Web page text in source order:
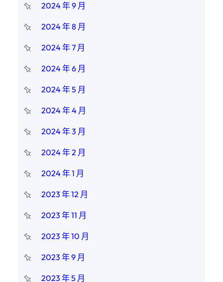
2024 年 9 月
2024 年 8 月
2024 年 7 月
2024 年 6 月
2024 年 5 月
2024 年 4 月
2024 年 3 月
2024 年 2 月
2024 年 1 月
2023 年 12 月
2023 年 11 月
2023 年 10 月
2023 年 9 月
2023 年 5 月